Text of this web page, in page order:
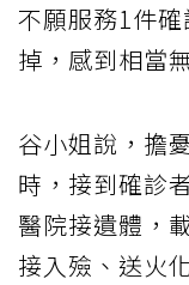
不願服務1件
掉，感到相當
谷小姐說，擔
時，接到確診
醫院接遺體，
接入殮、送火